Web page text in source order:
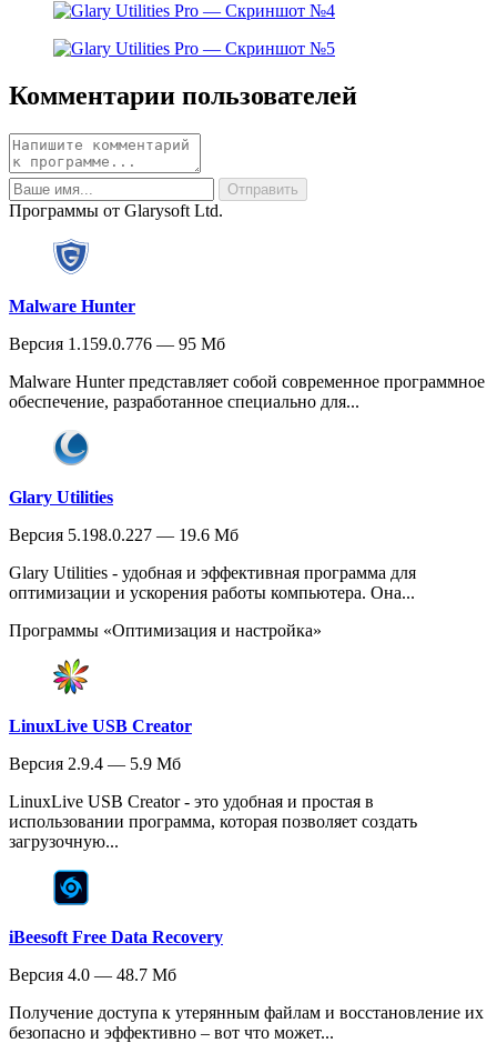
Комментарии пользователей
Программы от Glarysoft Ltd.
Malware Hunter
Версия 1.159.0.776 — 95 Мб
Malware Hunter представляет собой современное программное
обеспечение, разработанное специально для...
Glary Utilities
Версия 5.198.0.227 — 19.6 Мб
Glary Utilities - удобная и эффективная программа для
оптимизации и ускорения работы компьютера. Она...
Программы «Оптимизация и настройка»
LinuxLive USB Creator
Версия 2.9.4 — 5.9 Мб
LinuxLive USB Creator - это удобная и простая в
использовании программа, которая позволяет создать
загрузочную...
iBeesoft Free Data Recovery
Версия 4.0 — 48.7 Мб
Получение доступа к утерянным файлам и восстановление их
безопасно и эффективно – вот что может...